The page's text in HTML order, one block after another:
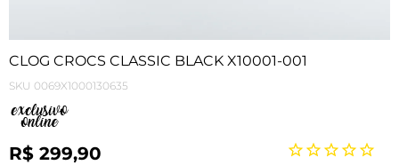
CLOG CROCS CLASSIC BLACK X10001-001
SKU 0069X1000130635
R$ 299,90